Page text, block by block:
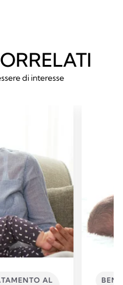
di interesse
AL